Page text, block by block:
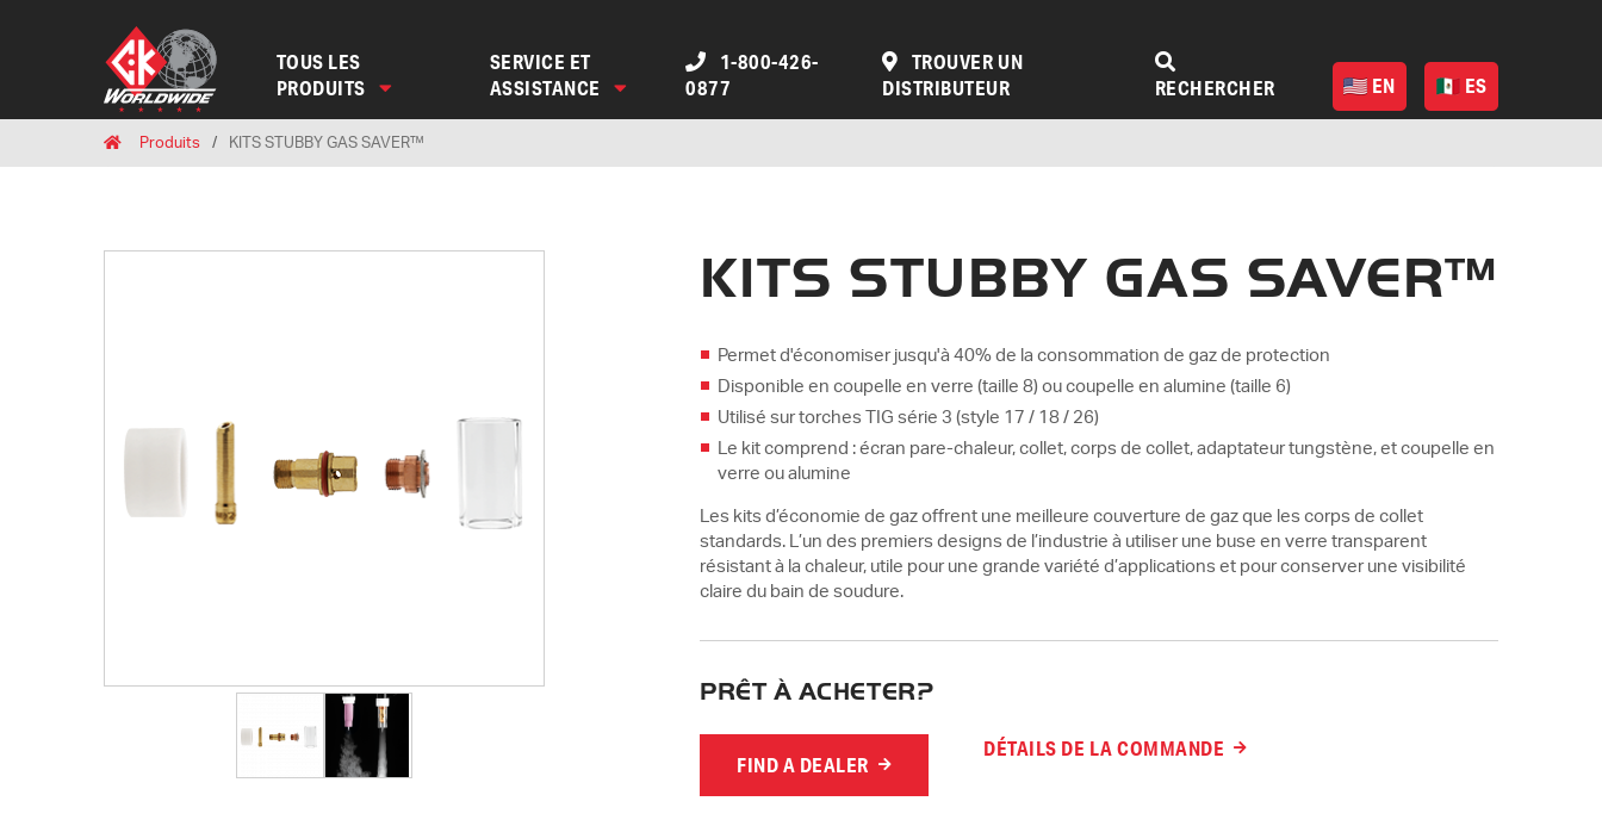
TOUS LES
PRODUITS
SERVICE ET
ASSISTANCE
1-800-426-
0877
TROUVER UN
DISTRIBUTEUR
RECHERCHER EN ES
HomeProduits KITS STUBBY GAS SAVER™
KITS STUBBY GAS SAVER™
Permet d'économiser jusqu'à 40% de la consommation de gaz de protection
Disponible en coupelle en verre (taille 8) ou coupelle en alumine (taille 6)
Utilisé sur torches TIG série 3 (style 17 / 18 / 26)
Le kit comprend : écran pare-chaleur, collet, corps de collet, adaptateur tungstène, et coupelle en
verre ou alumine
Les kits d’économie de gaz offrent une meilleure couverture de gaz que les corps de collet
standards. L’un des premiers designs de l’industrie à utiliser une buse en verre transparent
résistant à la chaleur, utile pour une grande variété d’applications et pour conserver une visibilité
claire du bain de soudure.
PRÊT À ACHETER?
FIND A DEALER
DÉTAILS DE LA COMMANDE